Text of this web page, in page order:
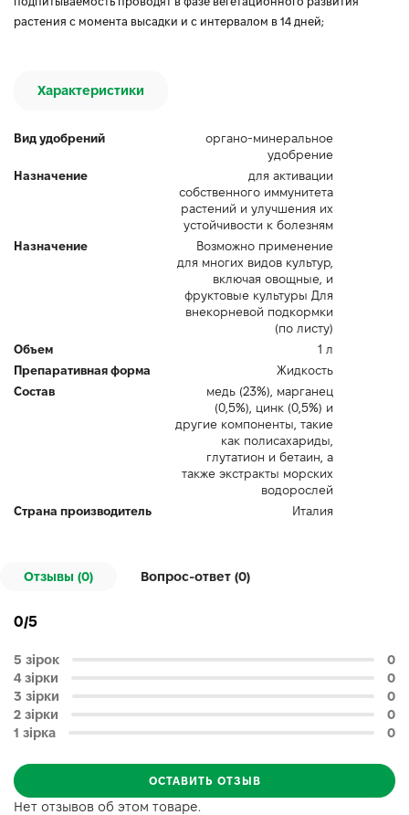
растения с момента высадки и с интервалом в 14 дней;
Характеристики
Вид удобрений
органо-минеральное
удобрение
Назначение
для активации
собственного иммунитета
растений и улучшения их
устойчивости к болезням
Назначение
Возможно применение
для многих видов культур,
включая овощные, и
фруктовые культуры Для
внекорневой подкормки
(по листу)
Объем
1 л
Препаративная форма
Жидкость
Состав
медь (23%), марганец
(0,5%), цинк (0,5%) и
другие компоненты, такие
как полисахариды,
глутатион и бетаин, а
также экстракты морских
водорослей
Страна производитель
Италия
Отзывы (0) Вопрос-ответ (0)
Нет отзывов об этом товаре.
0/5
5 зірок
0
4 зірки
0
3 зірки
0
2 зірки
0
1 зірка
0
ОСТАВИТЬ ОТЗЫВ